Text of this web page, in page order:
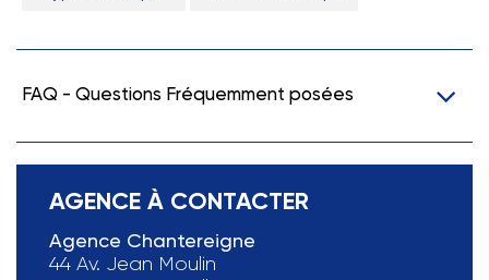
FAQ - Questions Fréquemment posées
AGENCE À CONTACTER
Agence Chantereigne
44 Av. Jean Moulin